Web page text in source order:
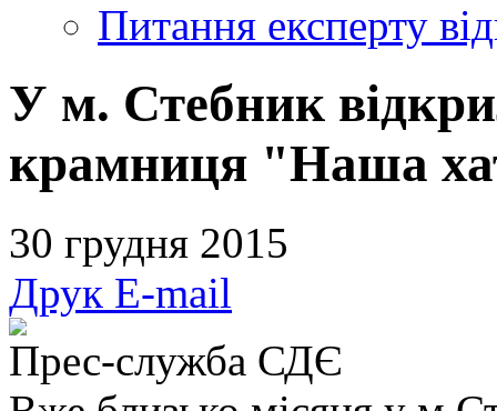
Питання експерту
У м. Стебник
крамниця "Наша
30 грудня 2015
Друк E-mail
Прес-служба СДЄ